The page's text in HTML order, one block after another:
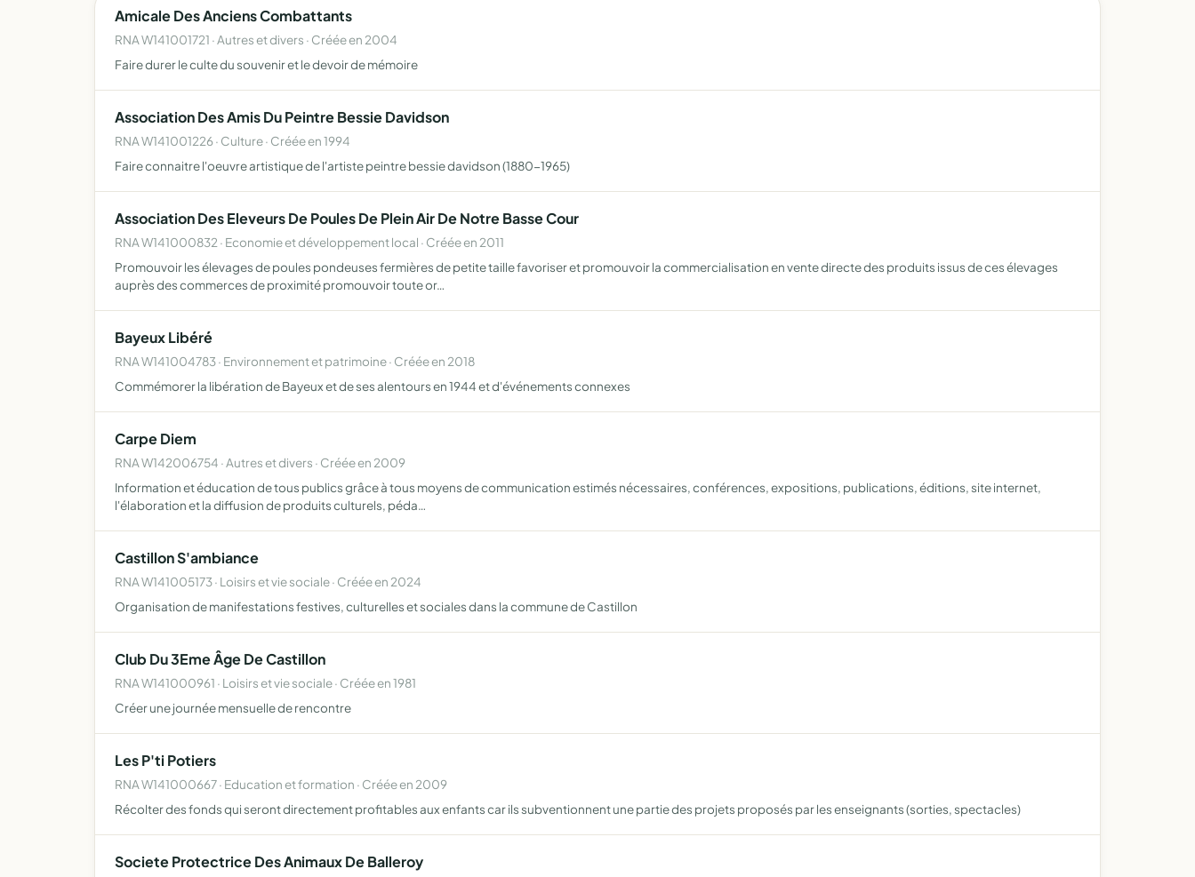
Amicale Des Anciens Combattants
RNA W141001721 · Autres et divers · Créée en 2004
Faire durer le culte du souvenir et le devoir de mémoire
Association Des Amis Du Peintre Bessie Davidson
RNA W141001226 · Culture · Créée en 1994
Faire connaitre l'oeuvre artistique de l'artiste peintre bessie davidson (1880-1965)
Association Des Eleveurs De Poules De Plein Air De Notre Basse Cour
RNA W141000832 · Economie et développement local · Créée en 2011
Promouvoir les élevages de poules pondeuses fermières de petite taille favoriser et promouvoir la commercialisation en vente directe des produits issus de ces élevages
auprès des commerces de proximité promouvoir toute or…
Bayeux Libéré
RNA W141004783 · Environnement et patrimoine · Créée en 2018
Commémorer la libération de Bayeux et de ses alentours en 1944 et d'événements connexes
Carpe Diem
RNA W142006754 · Autres et divers · Créée en 2009
Information et éducation de tous publics grâce à tous moyens de communication estimés nécessaires, conférences, expositions, publications, éditions, site internet,
l'élaboration et la diffusion de produits culturels, péda…
Castillon S'ambiance
RNA W141005173 · Loisirs et vie sociale · Créée en 2024
Organisation de manifestations festives, culturelles et sociales dans la commune de Castillon
Club Du 3Eme Âge De Castillon
RNA W141000961 · Loisirs et vie sociale · Créée en 1981
Créer une journée mensuelle de rencontre
Les P'ti Potiers
RNA W141000667 · Education et formation · Créée en 2009
Récolter des fonds qui seront directement profitables aux enfants car ils subventionnent une partie des projets proposés par les enseignants (sorties, spectacles)
Societe Protectrice Des Animaux De Balleroy